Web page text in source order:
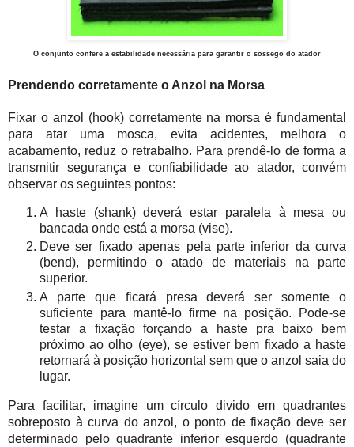
O conjunto confere a estabilidade necessária para garantir o sossego do atador
Prendendo corretamente o Anzol na Morsa
Fixar o anzol (hook) corretamente na morsa é fundamental
para atar uma mosca, evita acidentes, melhora o
acabamento, reduz o retrabalho. Para prendê-lo de forma a
transmitir segurança e confiabilidade ao atador, convém
observar os seguintes pontos:
A haste (shank) deverá estar paralela à mesa ou
bancada onde está a morsa (vise).
Deve ser fixado apenas pela parte inferior da curva
(bend), permitindo o atado de materiais na parte
superior.
A parte que ficará presa deverá ser somente o
suficiente para mantê-lo firme na posição. Pode-se
testar a fixação forçando a haste pra baixo bem
próximo ao olho (eye), se estiver bem fixado a haste
retornará à posição horizontal sem que o anzol saia do
lugar.
Para facilitar, imagine um círculo divido em quadrantes
sobreposto à curva do anzol, o ponto de fixação deve ser
determinado pelo quadrante inferior esquerdo (quadrante